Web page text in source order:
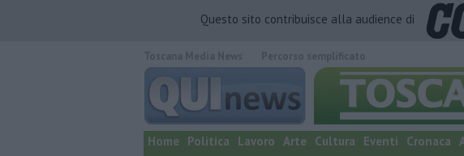
Questo sito contribuisce alla audience di
quotidiano online.
Home Politica Lavoro Arte Cultura Eventi Cronaca